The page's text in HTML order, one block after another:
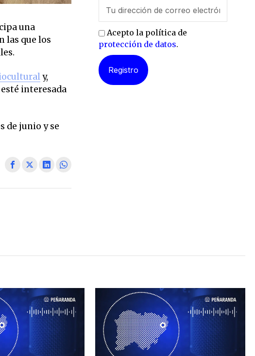
una
las que los
y,
esté interesada
de junio y se
Acepto la política de
protección de datos.